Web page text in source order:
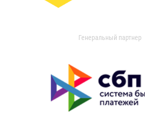
Генеральный партнер